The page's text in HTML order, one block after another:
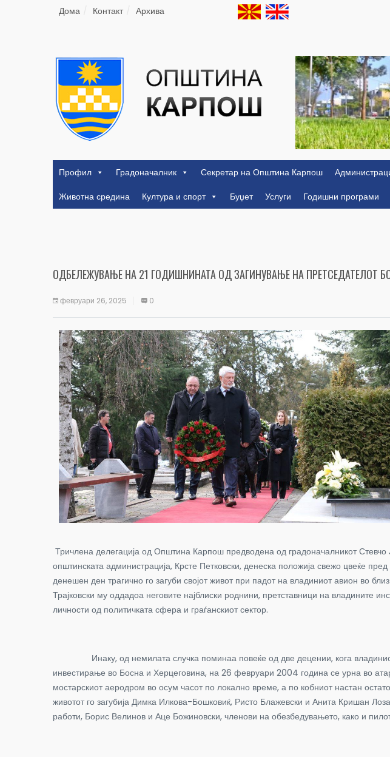
Дома Контакт Архива
Профил Градоначалник Секретар на Општина Карпош
Животна средина
Култура и спорт Буџет Услуги Годишни програми
ОДБЕЛЕЖУВАЊЕ НА 21 ГОДИШНИНАТА ОД ЗАГИНУВАЊЕ НА ПРЕТСЕДАТЕЛОТ
февруари 26, 2025 0
Тричлена делегација од Општина Карпош предводена од градоначалникот
општинската администрација, Крсте Петковски, денеска положија свежо цвеќе
денешен ден трагично го загуби својот живот при падот на владиниот авион во
Трајковски му оддадоа неговите најблиски роднини, претставници на владините
личности од политичката сфера и граѓанскиот сектор.
Инаку, од немилата случка поминаа повеќе од две децении, кога владиниот
инвестирање во Босна и Херцеговина, на 26 февруари 2004 година се урна во
мостарскиот аеродром во осум часот по локално време, а по кобниот настан
животот го загубија Димка Илкова-Бошковиќ, Ристо Блажевски и Анита Кришан
работи, Борис Велинов и Аце Божиновски, членови на обезбедувањето, како и